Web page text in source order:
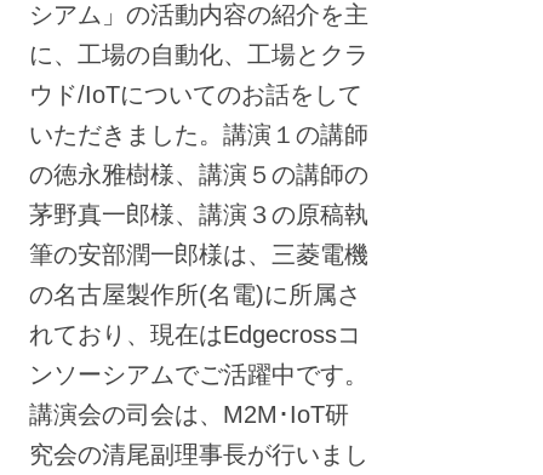
シアム」の活動内容の紹介を主
に、工場の自動化、工場とクラ
ウド/IoTについてのお話をして
いただきました。講演１の講師
の徳永雅樹様、講演５の講師の
茅野真一郎様、講演３の原稿執
筆の安部潤一郎様は、三菱電機
の名古屋製作所(名電)に所属さ
れており、現在はEdgecrossコ
ンソーシアムでご活躍中です。
講演会の司会は、M2M･IoT研
究会の清尾副理事長が行いまし